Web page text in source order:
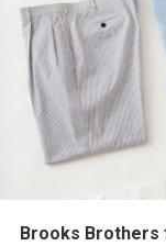
Brooks Brothers